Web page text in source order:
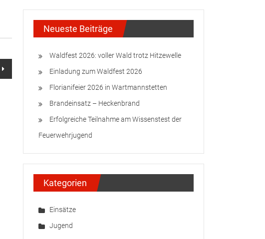
Neueste Beiträge
Waldfest 2026: voller Wald trotz Hitzewelle
Einladung zum Waldfest 2026
Florianifeier 2026 in Wartmannstetten
Brandeinsatz – Heckenbrand
Erfolgreiche Teilnahme am Wissenstest der
Feuerwehrjugend
Kategorien
Einsätze
Jugend